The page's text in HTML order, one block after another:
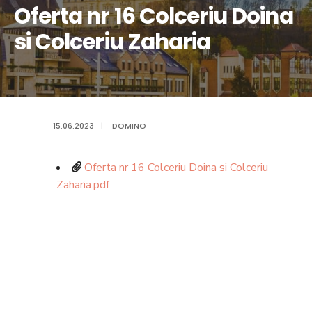
Oferta nr 16 Colceriu Doina
si Colceriu Zaharia
15.06.2023 | DOMINO
Oferta nr 16 Colceriu Doina si Colceriu
Zaharia.pdf